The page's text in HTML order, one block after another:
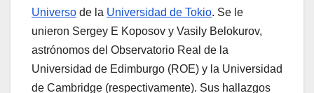
Universo de la Universidad de Tokio. Se le
unieron Sergey E Koposov y Vasily Belokurov,
astrónomos del Observatorio Real de la
Universidad de Edimburgo (ROE) y la Universidad
de Cambridge (respectivamente). Sus hallazgos